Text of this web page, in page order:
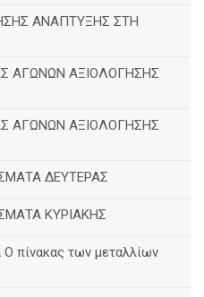
ΑΝΑΠΤΥΞΗΣ ΣΤΗ
ΑΓΩΝΩΝ ΑΞΙΟΛΟΓΗΣΗΣ
ΑΓΩΝΩΝ ΑΞΙΟΛΟΓΗΣΗΣ
ΔΕΥΤΕΡΑΣ
ΚΥΡΙΑΚΗΣ
πίνακας των μεταλλίων